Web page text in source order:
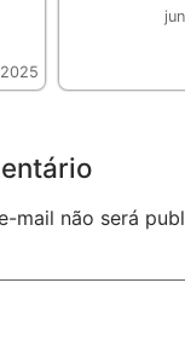
mail não será